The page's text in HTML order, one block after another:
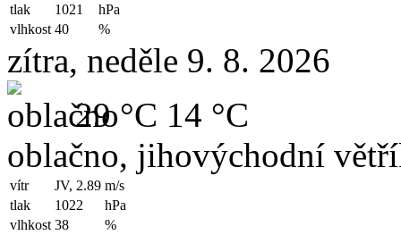
tlak
1021
hPa
vlhkost 40 %
zítra, neděle 9. 8. 2026
29 °C 14 °C
oblačno, jihovýchodní
vítr JV, 2.89 m/s
tlak
1022
hPa
vlhkost 38 %